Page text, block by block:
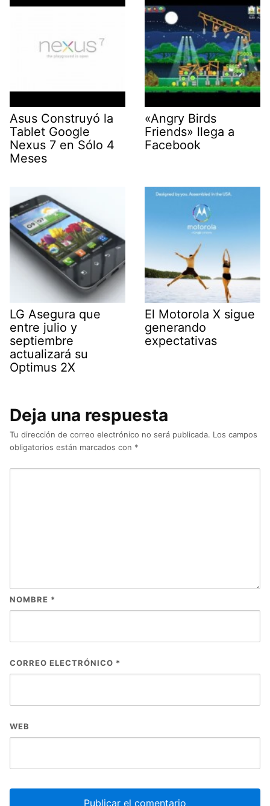
Asus Construyó la
Tablet Google
Nexus 7 en Sólo 4
Meses
«Angry Birds
Friends» llega a
Facebook
LG Asegura que
entre julio y
septiembre
actualizará su
Optimus 2X
El Motorola X sigue
generando
expectativas
Deja una respuesta
Tu dirección de correo electrónico no será publicada. Los campos
obligatorios están marcados con *
NOMBRE *
CORREO ELECTRÓNICO *
WEB